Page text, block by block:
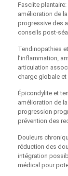
Fasciite
amélioration de
progressive des
conseils post-
Tendinopathies
l’inflammation,
articulation
charge globale
Épicondylite et
amélioration de
progression
prévention des
Douleurs
réduction des
intégration
médical pour